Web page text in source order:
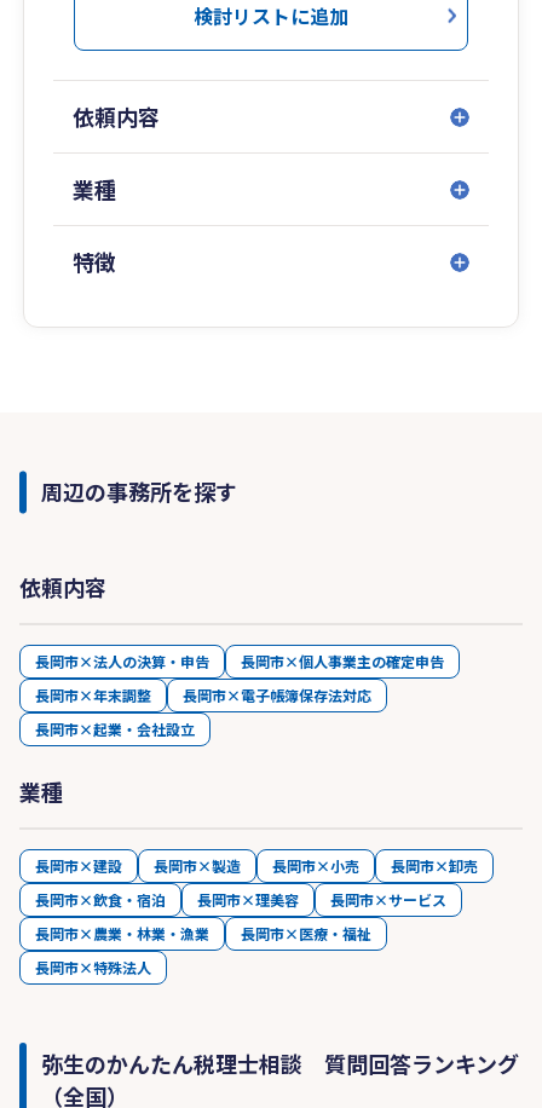
検討リストに追加
依頼内容
業種
特徴
周辺の事務所を探す
依頼内容
長岡市×法人の決算・申告
長岡市×個人事業主の確定申告
長岡市×年末調整
長岡市×電子帳簿保存法対応
長岡市×起業・会社設立
業種
長岡市×建設 長岡市×製造 長岡市×小売
長岡市×卸売
長岡市×飲食・宿泊
長岡市×理美容
長岡市×サービス
長岡市×農業・林業・漁業
長岡市×医療・福祉
長岡市×特殊法人
弥生のかんたん税理士相談 質問回答ランキング
（全国）